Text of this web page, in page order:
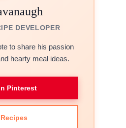
DEVELOPER
to share his passion
hearty meal ideas.
Pinterest